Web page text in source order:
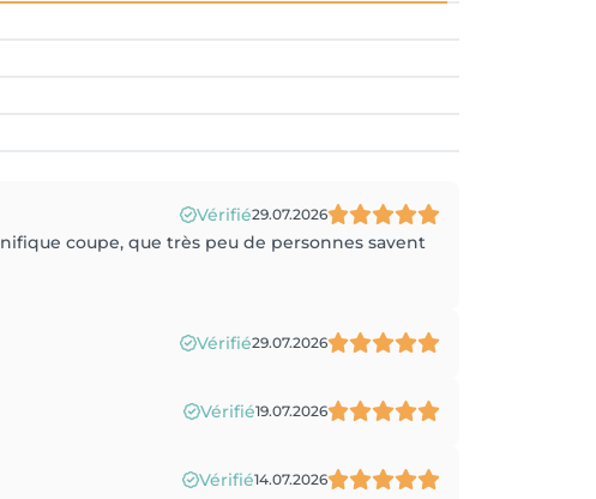
Vérifié29.07.2026
coupe, que très peu de personnes savent
Vérifié29.07.2026
Vérifié19.07.2026
Vérifié14.07.2026